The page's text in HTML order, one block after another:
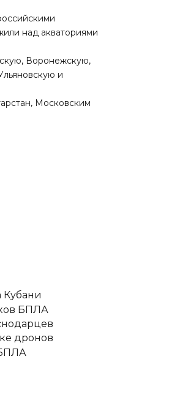
над акваториями
Воронежскую,
и
Московским
Кубани
БПЛА
дронов